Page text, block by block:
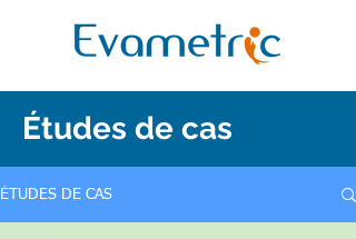
Études de cas
ÉTUDES DE CAS